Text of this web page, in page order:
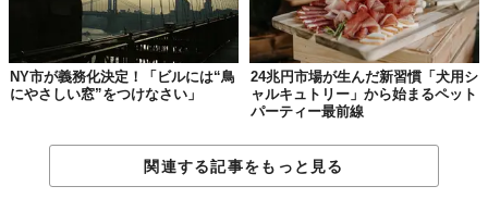
NY市が義務化決定！「ビルには“鳥
にやさしい窓”をつけなさい」
24兆円市場が生んだ新習慣「犬用シ
ャルキュトリー」から始まるペット
パーティー最前線
関連する記事をもっと見る